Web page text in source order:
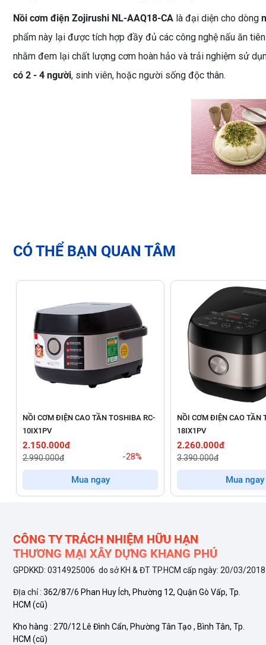
Nồi cơm điện Zojirushi NL-AAQ18-CA là đại diện cho dòng
phẩm này lại được tích hợp đầy đủ các công nghệ nấu ăn
nhằm đem lại chất lượng cơm hoàn hảo và trải nghiệm sử
có 2 - 4 người, sinh viên, hoặc người sống độc thân.
Tính Năng Nổi Bật: Công Nghệ Nấu Ăn Tự Động và
Công Nghệ Fuzzy Logic và Micom: Tự Động Điều Chỉnh
Sức mạnh cốt lõi của Zojirushi NL-AAQ18-CA nằm ở bộ xử
Tự Điều Chỉnh Chính Xác:
ứng dụng công
này có thể đánh giá lượng gạo, lượng nước thực tế đưa
hiệu quả hơn
Công Suất Ổn Định: Nồi hoạt động vớicông suất 810W
thời gian chờ đợicho người dùng.
Giữ Ấm Tiêu Chuẩn và Mở Rộng:Nồi cóchức năng giữ
độ này đem lại trải nghiệm sử dụng đáng nhớhơn cho
Van Thoát Hơi Nước Thông Minh: Nồi được
tích hợp
hạn chế tình trạng nhão, nát
CÓ THỂ BẠN QUAN TÂM
NỒI CƠM ĐIỆN CAO TẦN TOSHIBA RC-
10IX1PV
2.150.000đ
2.990.000đ -28%
Mua ngay
NỒI CƠM ĐIỆN CAO TẦN
18IX1PV
2.260.000đ
3.390.000đ
Mua ngay
CÔNG TY TRÁCH NHIỆM HỮU HẠN
THƯƠNG MẠI XÂY DỰNG KHANG PHÚ
GPDKKD: 0314925006 do sở KH & ĐT TP.HCM cấp ngày: 20/03/2018
ĐỊa chỉ : 362/87/6 Phan Huy Ích, Phường 12, Quận Gò Vấp, Tp.
HCM (cũ)
Kho hàng : 270/12 Lê Đình Cẩn, Phường Tân Tạo , Bình Tân, Tp.
HCM (cũ)